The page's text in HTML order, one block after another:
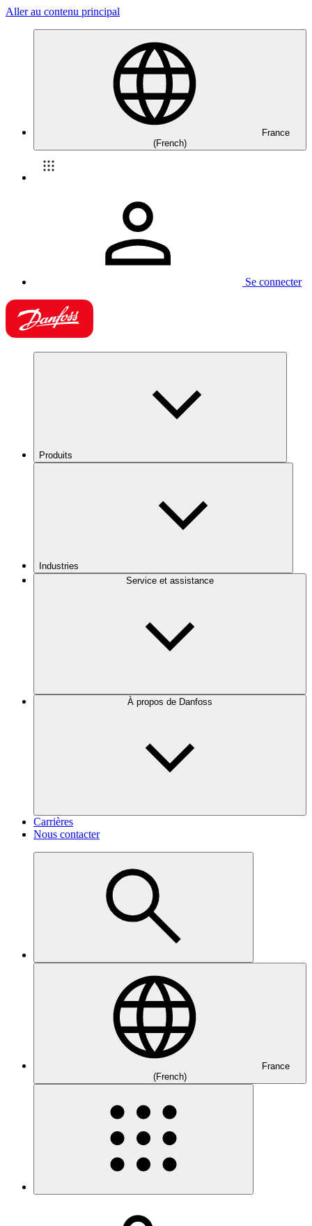
Aller au contenu principal
France
(French)
Se connecter
Produits
Industries
Service et assistance
À propos de Danfoss
Carrières
Nous contacter
France
(French)